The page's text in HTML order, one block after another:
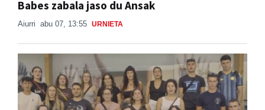
Babes zabala jaso du Ansak
Aiurri abu 07, 13:55 URNIETA